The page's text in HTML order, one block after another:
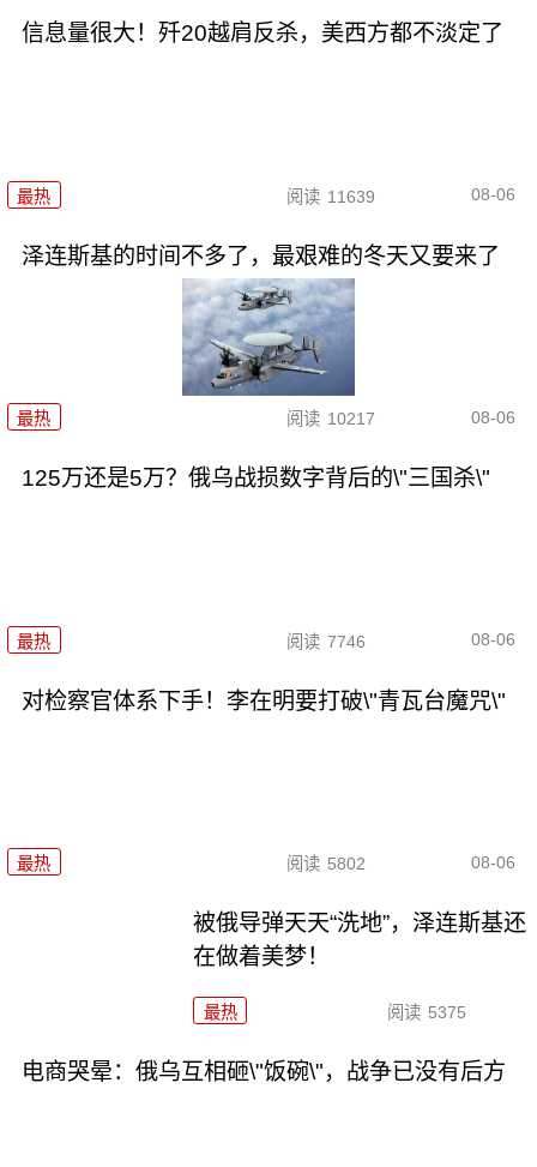
信息量很大！歼20越肩反杀，美西方都不淡定了
最热 阅读 11639 08-06
泽连斯基的时间不多了，最艰难的冬天又要来了
最热 阅读 10217 08-06
125万还是5万？俄乌战损数字背后的\"三国杀\"
最热 阅读 7746 08-06
对检察官体系下手！李在明要打破\"青瓦台魔咒\"
最热 阅读 5802 08-06
被俄导弹天天“洗地”，泽连斯基还
在做着美梦！
最热 阅读 5375
电商哭晕：俄乌互相砸\"饭碗\"，战争已没有后方